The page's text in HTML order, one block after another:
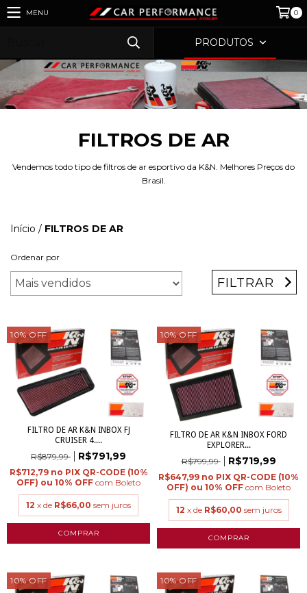
MENU 0
PRODUTOS
FILTROS DE AR
Vendemos todo tipo de filtros de ar esportivo da K&N. Melhores Preços do
Brasil.
Início / FILTROS DE AR
Ordenar por
FILTRAR
10%OFF
FILTRO DE AR K&N INBOX FJ
CRUISER 4....
R$879,99 R$791,99
R$712,79
com Boleto
12 x de R$66,00 sem juros
10%OFF
FILTRO DE AR K&N INBOX FORD
EXPLORER...
R$799,99 R$719,99
R$647,99
com Boleto
12 x de R$60,00 sem juros
10%OFF 10%OFF